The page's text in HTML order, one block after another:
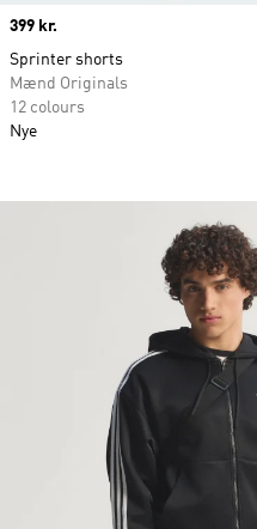
Price
399 kr.
Sprinter shorts
Mænd Originals
12 colours
Nye